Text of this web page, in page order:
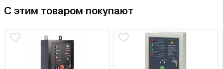
С этим товаром покупают